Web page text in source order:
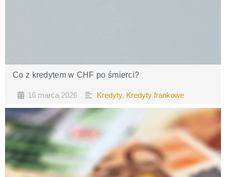
Co z kredytem w CHF po śmierci?
16 marca 2026 Kredyty, Kredyty frankowe